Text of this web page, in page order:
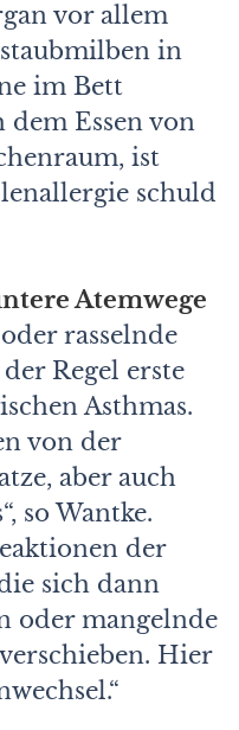
vor allem
in
im Bett
dem Essen von
ist
schuld
Atemwege
rasselnde
Regel erste
Asthmas.
von der
aber auch
so Wantke.
der
sich dann
oder mangelnde
Hier